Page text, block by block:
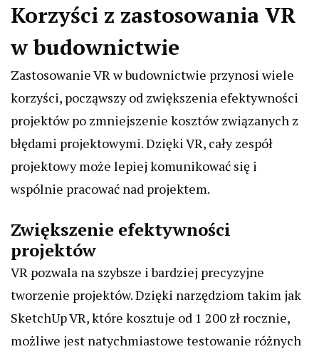
Korzyści z zastosowania VR
w budownictwie
Zastosowanie VR w budownictwie przynosi wiele
korzyści, począwszy od zwiększenia efektywności
projektów po zmniejszenie kosztów związanych z
błędami projektowymi. Dzięki VR, cały zespół
projektowy może lepiej komunikować się i
wspólnie pracować nad projektem.
Zwiększenie efektywności
projektów
VR pozwala na szybsze i bardziej precyzyjne
tworzenie projektów. Dzięki narzędziom takim jak
SketchUp VR, które kosztuje od 1 200 zł rocznie,
możliwe jest natychmiastowe testowanie różnych